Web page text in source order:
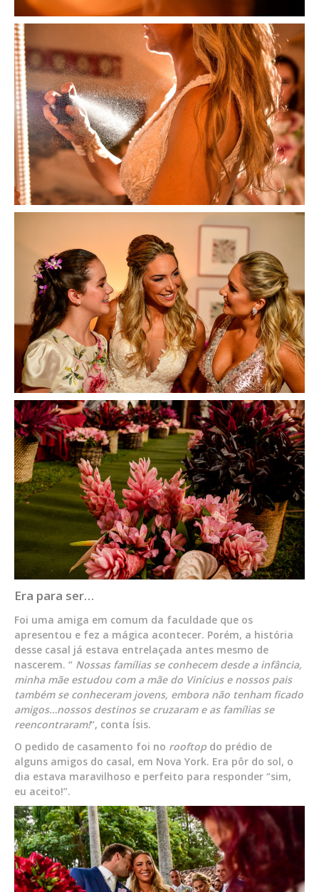
Era para ser…
Foi uma amiga em comum da faculdade que os
apresentou e fez a mágica acontecer. Porém, a história
desse casal já estava entrelaçada antes mesmo de
nascerem. “ Nossas famílias se conhecem desde a infância,
minha mãe estudou com a mãe do Vinícius e nossos pais
também se conheceram jovens, embora não tenham ficado
amigos…nossos destinos se cruzaram e as famílias se
reencontraram!“, conta Ísis.
O pedido de casamento foi no rooftop do prédio de
alguns amigos do casal, em Nova York. Era pôr do sol, o
dia estava maravilhoso e perfeito para responder “sim,
eu aceito!”.